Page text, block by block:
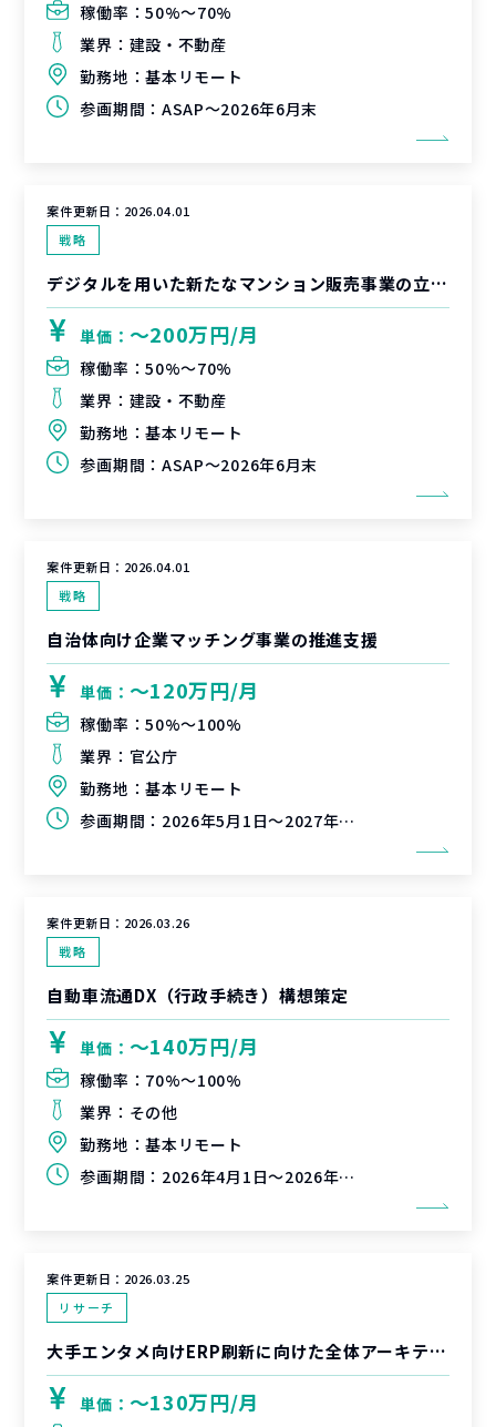
稼働率：50%〜70%
業界： 建設・不動産
勤務地：基本リモート
参画期間： ASAP～2026年6月末
案件更新日： 2026.04.01
戦略
デジタルを用いた新たなマンション販売事業の立ち上げ伴走支援
単価： 〜200万円/月
稼働率：50%〜70%
業界： 建設・不動産
勤務地：基本リモート
参画期間： ASAP～2026年6月末
案件更新日： 2026.04.01
戦略
自治体向け企業マッチング事業の推進支援
単価： 〜120万円/月
稼働率：50%〜100%
業界： 官公庁
勤務地：基本リモート
参画期間： 2026年5月1日～2027年3月31日
案件更新日： 2026.03.26
戦略
自動車流通DX（行政手続き）構想策定
単価： 〜140万円/月
稼働率： 70%〜100%
業界： その他
勤務地：基本リモート
参画期間： 2026年4月1日～2026年9月末
案件更新日： 2026.03.25
リサーチ
大手エンタメ向けERP刷新に向けた全体アーキテクチャ検討
単価： 〜130万円/月